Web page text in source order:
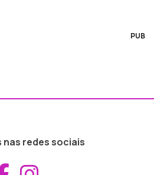
PUB
nas redes sociais